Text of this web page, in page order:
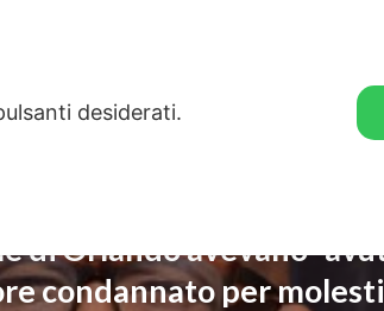
di Orlando avevano
condannato per
desiderati.